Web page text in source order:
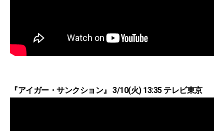
『アイガー・サンクション』 3/10(火) 13:35 テレビ東京